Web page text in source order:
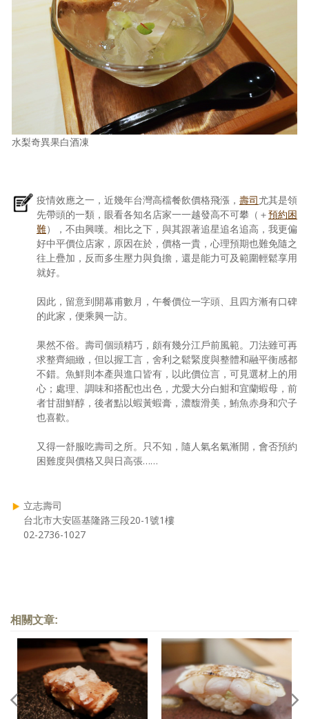
水梨奇異果白酒凍
疫情效應之一，近幾年台灣高檔餐飲價格飛漲， 壽司尤其是領
先帶頭的一類，眼看各知名店家一一越發高不可攀（＋預約困
難），不由興嘆。相比之下，與其跟著追星追名追高，我更偏
好中平價位店家，原因在於，價格一貴，心理預期也難免隨之
往上疊加，反而多生壓力與負擔，還是能力可及範圍輕鬆享用
就好。
因此，留意到開幕甫數月，午餐價位一字頭、且四方漸有口碑
的此家，便乘興一訪。
果然不俗。壽司個頭精巧，頗有幾分江戶前風範。刀法雖可再
求整齊細緻，但以握工言，舍利之鬆緊度與整體和融平衡感都
不錯。魚鮮則本產與進口皆有，以此價位言，可見選材上的用
心；處理、調味和搭配也出色，尤愛大分白魽和宜蘭蝦母，前
者甘甜鮮醇，後者點以蝦黃蝦膏，濃馥滑美，鮪魚赤身和穴子
也喜歡。
又得一舒服吃壽司之所。只不知，隨人氣名氣漸開，會否預約
困難度與價格又與日高張……
立志壽司
台北市大安區基隆路三段20-1號1樓
02-2736-1027
相關文章: